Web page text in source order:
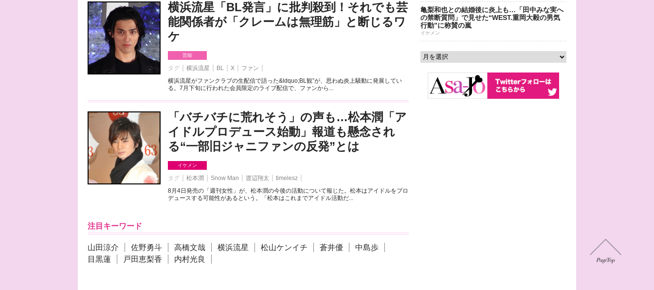
横浜流星「BL発言」に批判殺到！それでも芸
能関係者が「クレームは無理筋」と断じるワ
ケ
芸能
タグ 横浜流星 BL X
ファン
横浜流星がファンクラブの生配信で語った&ldquo;BL観”が、思わぬ炎上騒動に発展してい
る。7月下旬に行われた会員限定のライブ配信で、ファンから...
「バチバチに荒れそう」の声も…松本潤「ア
イドルプロデュース始動」報道も懸念され
る“一部旧ジャニファンの反発”とは
イケメン
タグ 松本潤 Snow Man 渡辺翔太
timelesz
8月4日発売の「週刊女性」が、松本潤の今後の活動について報じた。松本はアイドルをプロ
デュースする可能性があるという。「松本はこれまでアイドル活動だ...
注目キーワード
山田涼介 佐野勇斗 高橋文哉 横浜流星 松山ケンイチ 蒼井優
中島歩
目黒蓮
戸田恵梨香 内村光良
亀梨和也との結婚後に炎上も…「田中みな実へ
の禁断質問」で見せた“WEST.重岡大毅の男気
行動”に称賛の嵐
イケメン